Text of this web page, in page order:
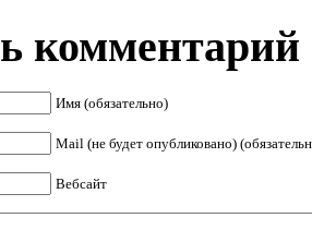
комментарий
Имя (обязательно)
Mail (не будет опубликовано)
Вебсайт